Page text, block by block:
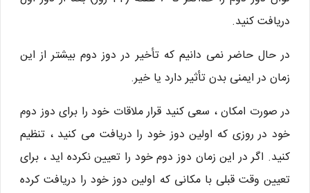
دریافت کنید.
در حال حاضر نمی دانیم که تأخیر در دوز دوم بیشتر از این
زمان در ایمنی بدن تأثیر دارد یا خیر.
در صورت امکان ، سعی کنید قرار ملاقات خود را برای دوز دوم
خود در روزی که اولین دوز خود را دریافت می کنید ، تنظیم
کنید. اگر در این زمان دوز دوم خود را تعیین نکرده اید ، برای
تعیین وقت قبلی با مکانی که اولین دوز خود را دریافت کرده